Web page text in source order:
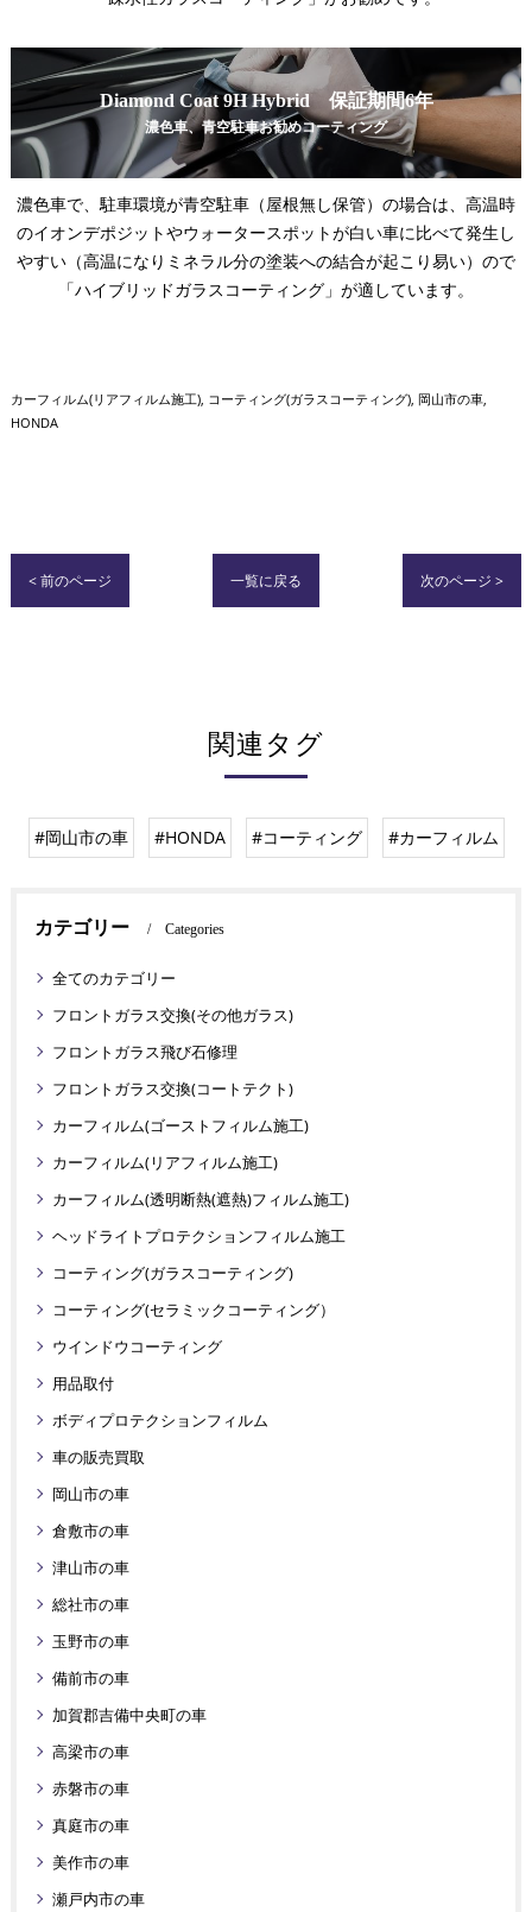
Diamond Coat 9H Hybrid 保証期間6年
濃色車、青空駐車お勧めコーティング
濃色車で、駐車環境が青空駐車（屋根無し保管）の場合は、高温時
のイオンデポジットやウォータースポットが白い車に比べて発生し
やすい（高温になりミネラル分の塗装への結合が起こり易い）ので
「ハイブリッドガラスコーティング」が適しています。
カーフィルム(リアフィルム施工) コーティング(ガラスコーティング) 岡山市の車
HONDA
< 前のページ 一覧に戻る 次のページ >
関連タグ
#岡山市の車 #HONDA #コーティング #カーフィルム
カテゴリー Categories
全てのカテゴリー
フロントガラス交換(その他ガラス)
フロントガラス飛び石修理
フロントガラス交換(コートテクト)
カーフィルム(ゴーストフィルム施工)
カーフィルム(リアフィルム施工)
カーフィルム(透明断熱(遮熱)フィルム施工)
ヘッドライトプロテクションフィルム施工
コーティング(ガラスコーティング)
コーティング(セラミックコーティング）
ウインドウコーティング
用品取付
ボディプロテクションフィルム
車の販売買取
岡山市の車
倉敷市の車
津山市の車
総社市の車
玉野市の車
備前市の車
加賀郡吉備中央町の車
高梁市の車
赤磐市の車
真庭市の車
美作市の車
瀬戸内市の車